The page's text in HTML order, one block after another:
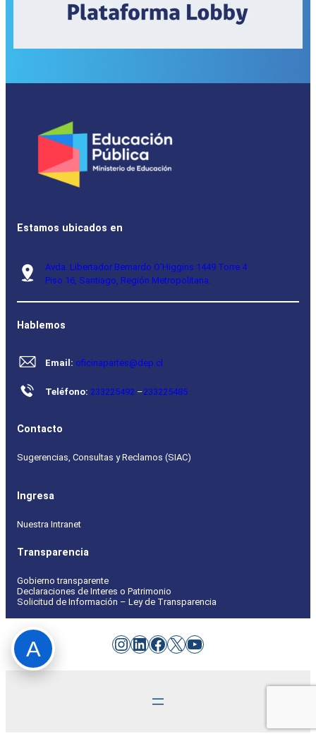
Estamos ubicados en
Avda. Libertador Bernardo O’Higgins 1449 Torre 4
Piso 16, Santiago, Región Metropolitana.
Hablemos
Email: oficinapartes@dep.cl
Teléfono: 233225492 –233225485
Contacto
Sugerencias, Consultas y Reclamos (SIAC)
Ingresa
Nuestra Intranet
Transparencia
Gobierno transparente
Declaraciones de Interes o Patrimonio
Solicitud de Información – Ley de Transparencia
Instagram
LinkedIn
Facebook
X YouTube
A